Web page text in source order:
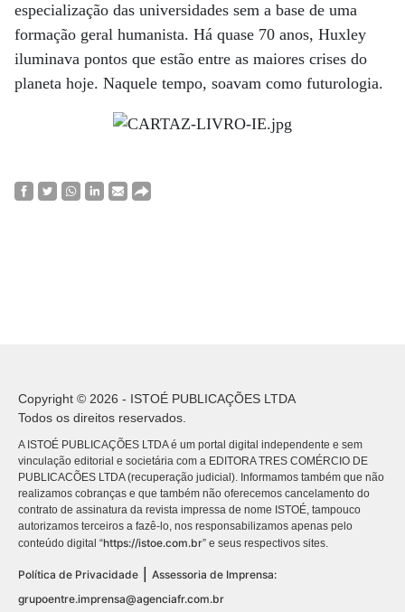
especialização das universidades sem a base de uma
formação geral humanista. Há quase 70 anos, Huxley
iluminava pontos que estão entre as maiores crises do
planeta hoje. Naquele tempo, soavam como futurologia.
Copyright © 2026 - ISTOÉ PUBLICAÇÕES LTDA
Todos os direitos reservados.
A ISTOÉ PUBLICAÇÕES LTDA é um portal digital independente e sem
vinculação editorial e societária com a EDITORA TRES COMÉRCIO DE
PUBLICACÕES LTDA (recuperação judicial). Informamos também que não
realizamos cobranças e que também não oferecemos cancelamento do
contrato de assinatura da revista impressa de nome ISTOÉ, tampouco
autorizamos terceiros a fazê-lo, nos responsabilizamos apenas pelo
conteúdo digital “https://istoe.com.br” e seus respectivos sites.
Política de Privacidade | Assessoria de Imprensa:
grupoentre.imprensa@agenciafr.com.br